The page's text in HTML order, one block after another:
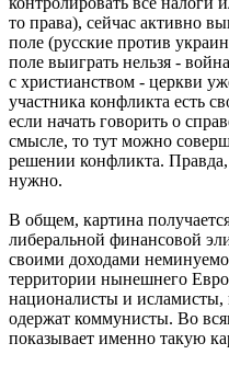
то права), сейчас активно
поле (русские против
поле выиграть нельзя -
с христианством - церкви
участника конфликта есть
если начать говорить о
смысле, то тут можно
решении конфликта.
нужно.
В общем, картина
либеральной финансовой
своими доходами
территории нынешнего
националисты и исламисты,
одержат коммунисты. Во
показывает именно такую